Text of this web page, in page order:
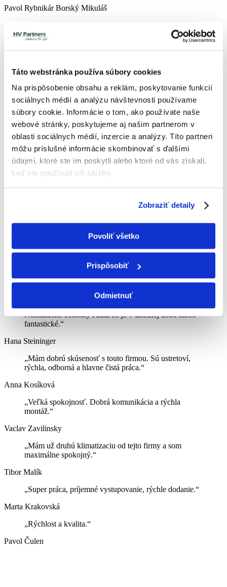
Táto webstránka používa súbory cookies
Na prispôsobenie obsahu a reklám, poskytovanie funkcií
sociálnych médií a analýzu návštevnosti používame
súbory cookie. Informácie o tom, ako používate naše
webové stránky, poskytujeme aj našim partnerom v
oblasti sociálnych médií, inzercie a analýzy. Títo partneri
môžu príslušné informácie skombinovať s ďalšími
údajmi, ktoré ste im poskytli alebo ktoré od vás získali,
keď ste používali ich služby.
Zobraziť detaily
Povoliť všetko
Prispôsobiť
Odmietnuť
Pavol RybnikárBorský Mikuláš
„Super prístup. Kvalitná a odborná konzultácia, čistá
práca. Doporučujem každému.“
Radoslav Mareček
„Sme maximalne spokojní. Super prístup, rýchle
dodanie, profesionálna a čistá montáž.“
Zuzana Jankovičová
„Ďakujeme za odborné poradenstvo, profesionálny
prístup, ústretovosť pri dohodnutých termínoch
montáže. Určite odporúčame.“
Lenka Samková
„Super prístup, komunikácia a rýchlosť vybavenia.“
poradenstvo, rýchla realizácia, kvalitná a odborná
„Prispôsobili sa mojim časovým možnostiam na 100 %,
vrátane soboty. Práca odvedená ne jednotku. Seriózny a
profesionálny prístup.“
Neskutočne ochotný ľudia čo je v dnešnej dobe niečo
fantastické.“
Hana Steininger
„Mám dobrú skúsenosť s touto firmou. Sú ustretoví,
rýchla, odborná a hlavne čistá práca.“
Anna Kosíková
„Veľká spokojnosť. Dobrá komunikácia a rýchla
montáž.“
Vaclav Zavilinsky
„Mám už druhú klimatizaciu od tejto firmy a som
maximálne spokojný.“
Tibor Malík
„Super práca, príjemné vystupovanie, rýchle dodanie.“
Marta Krakovská
„Rýchlost a kvalita.“
Pavol Čulen